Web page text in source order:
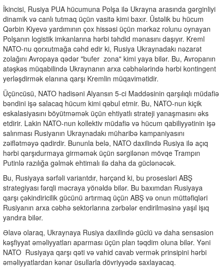
İkincisi, Rusiya PUA hücumuna Polşa ilə Ukrayna arasında gərginliyi
dinamik və canlı tutmaq üçün vasitə kimi baxır. Üstəlik bu hücum
Qərbin Kiyevə yardımının çox hissəsi üçün mərkəz rolunu oynayan
Polşanın logistik imkanlarına hərbi təhdid mənasını daşıyır. Kreml
NATO-nu qorxutmağa cəhd edir ki, Rusiya Ukraynadakı nəzarət
zolağını Avropaya qədər "bufer zona" kimi yaya bilər. Bu, Avropanın
atəşkəs müqabilində Ukraynanın arxa cəbhələrində hərbi kontingent
yerləşdirmək elanına qarşı Kremlin müqavimətidir.
Üçüncüsü, NATO hadisəni Alyansın 5-ci Maddəsinin qarşılıqlı müdafiə
bəndini işə salacaq hücum kimi qəbul etmir. Bu, NATO-nun kiçik
eskalasiyasını böyütməmək üçün ehtiyatlı strateji yanaşmasını əks
etdirir. Lakin NATO-nun kollektiv müdafiə və hücum qabiliyyətinin işə
salınması Rusiyanın Ukraynadakı müharibə kampaniyasını
zəiflətməyə qadirdir. Bununla belə, NATO daxilində Rusiya ilə açıq
hərbi qarşıdurmaya girməmək üçün sərgilənən mövqe Trampın
Putinlə razılığa gəlmək ehtimalı ilə daha da güclənəcək.
Bu, Rusiyaya sərfəli variantdır, hərçənd ki, bu prosesləri ABŞ
strategiyası fərqli məcraya yönəldə bilər. Bu baxımdan Rusiyaya
qarşı çəkindiricilik gücünü artırmaq üçün ABŞ və onun müttəfiqləri
Rusiyanın arxa cəbhə sektorlarına zərbələr endirilməsinə yaşıl işıq
yandıra bilər.
Əlavə olaraq, Ukraynaya Rusiya daxilində güclü və daha sensasion
kəşfiyyat əməliyyatları aparması üçün plan təqdim oluna bilər. Yəni
NATO Rusiyaya qarşı qəti və vahid cavab vermək prinsipini hərbi
əməliyyatlardan kənar üsullarla dövriyyədə saxlayacaq.